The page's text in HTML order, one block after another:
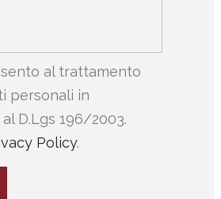
this field empty.
al trattamento
personali in
D.Lgs 196/2003.
Policy.